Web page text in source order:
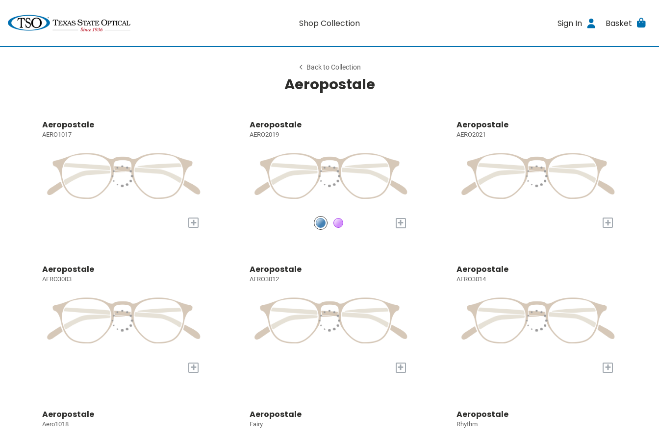
Shop Collection Sign In Basket
Back to Collection
Aeropostale
Aeropostale
AERO1017
+
Aeropostale
AERO2019
+
Aeropostale
AERO2021
+
Aeropostale
AERO3003
+
Aeropostale
AERO3012
+
Aeropostale
AERO3014
+
Aeropostale
Aero1018
Aeropostale
Fairy
Aeropostale
Rhythm